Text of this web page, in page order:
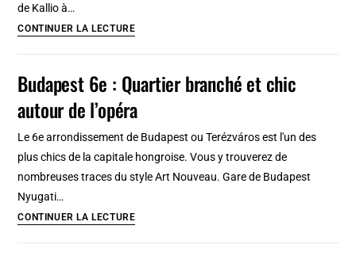
de Kallio à…
CONTINUER LA LECTUREQuartier
à
Helsinki
Alternatif,
cool
et
Budapest 6e : Quartier branché et chic
autour de l’opéra
Le 6e arrondissement de Budapest ou Terézváros est l'un des
plus chics de la capitale hongroise. Vous y trouverez de
nombreuses traces du style Art Nouveau. Gare de Budapest
Nyugati…
CONTINUER LA LECTUREBudapest